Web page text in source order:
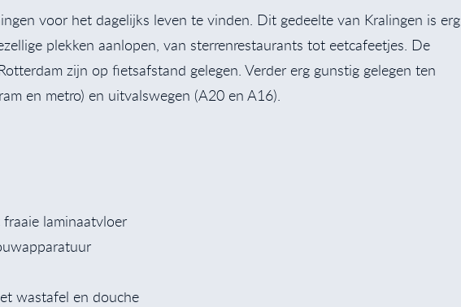
voor het dagelijks leven te vinden. Dit gedeelte van Kralingen is erg
plekken aanlopen, van sterrenrestaurants tot eetcafeetjes. De
zijn op fietsafstand gelegen. Verder erg gunstig gelegen ten
en metro) en uitvalswegen (A20 en A16).
laminaatvloer
wastafel en douche